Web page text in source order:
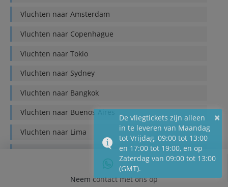
Vluchten naar Amsterdam
Vluchten naar Copenhague
Vluchten naar Tokio
Vluchten naar Sydney
Vluchten naar Bangkok
Vluchten naar Buenos Aires
Vluchten naar Lima
Neem contact met ons op
×
De vliegtickets zijn alleen
in te leveren van Maandag
tot Vrijdag, 09:00 tot 13:00
en 17:00 tot 19:00, en op
Zaterdag van 09:00 tot 13:00
(GMT).